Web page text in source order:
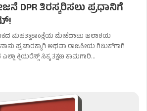
DPR ತಿರಸ್ಕರಿಸಲು ಪ್ರಧಾನಿಗೆ
ಮಹತ್ವಾಕಾಂಕ್ಷೆಯ ಮೇಕೆದಾಟು ಜಲಾಶಯ
ಪ್ರಚಾರಕ್ಕಾಗಿ ಅಥವಾ ರಾಜಕೀಯ ಗಿಮಿಕ್‌ಗಾಗಿ
ಕ್ಲಿಯರೆನ್ಸ್ ಸಿಕ್ಕ ತಕ್ಷಣ ಕಾಮಗಾರಿ…